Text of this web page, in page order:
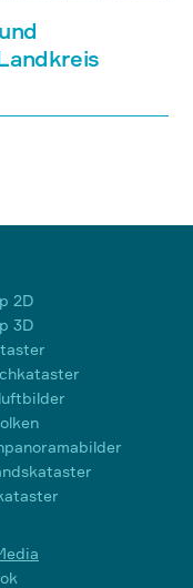
2D
3D